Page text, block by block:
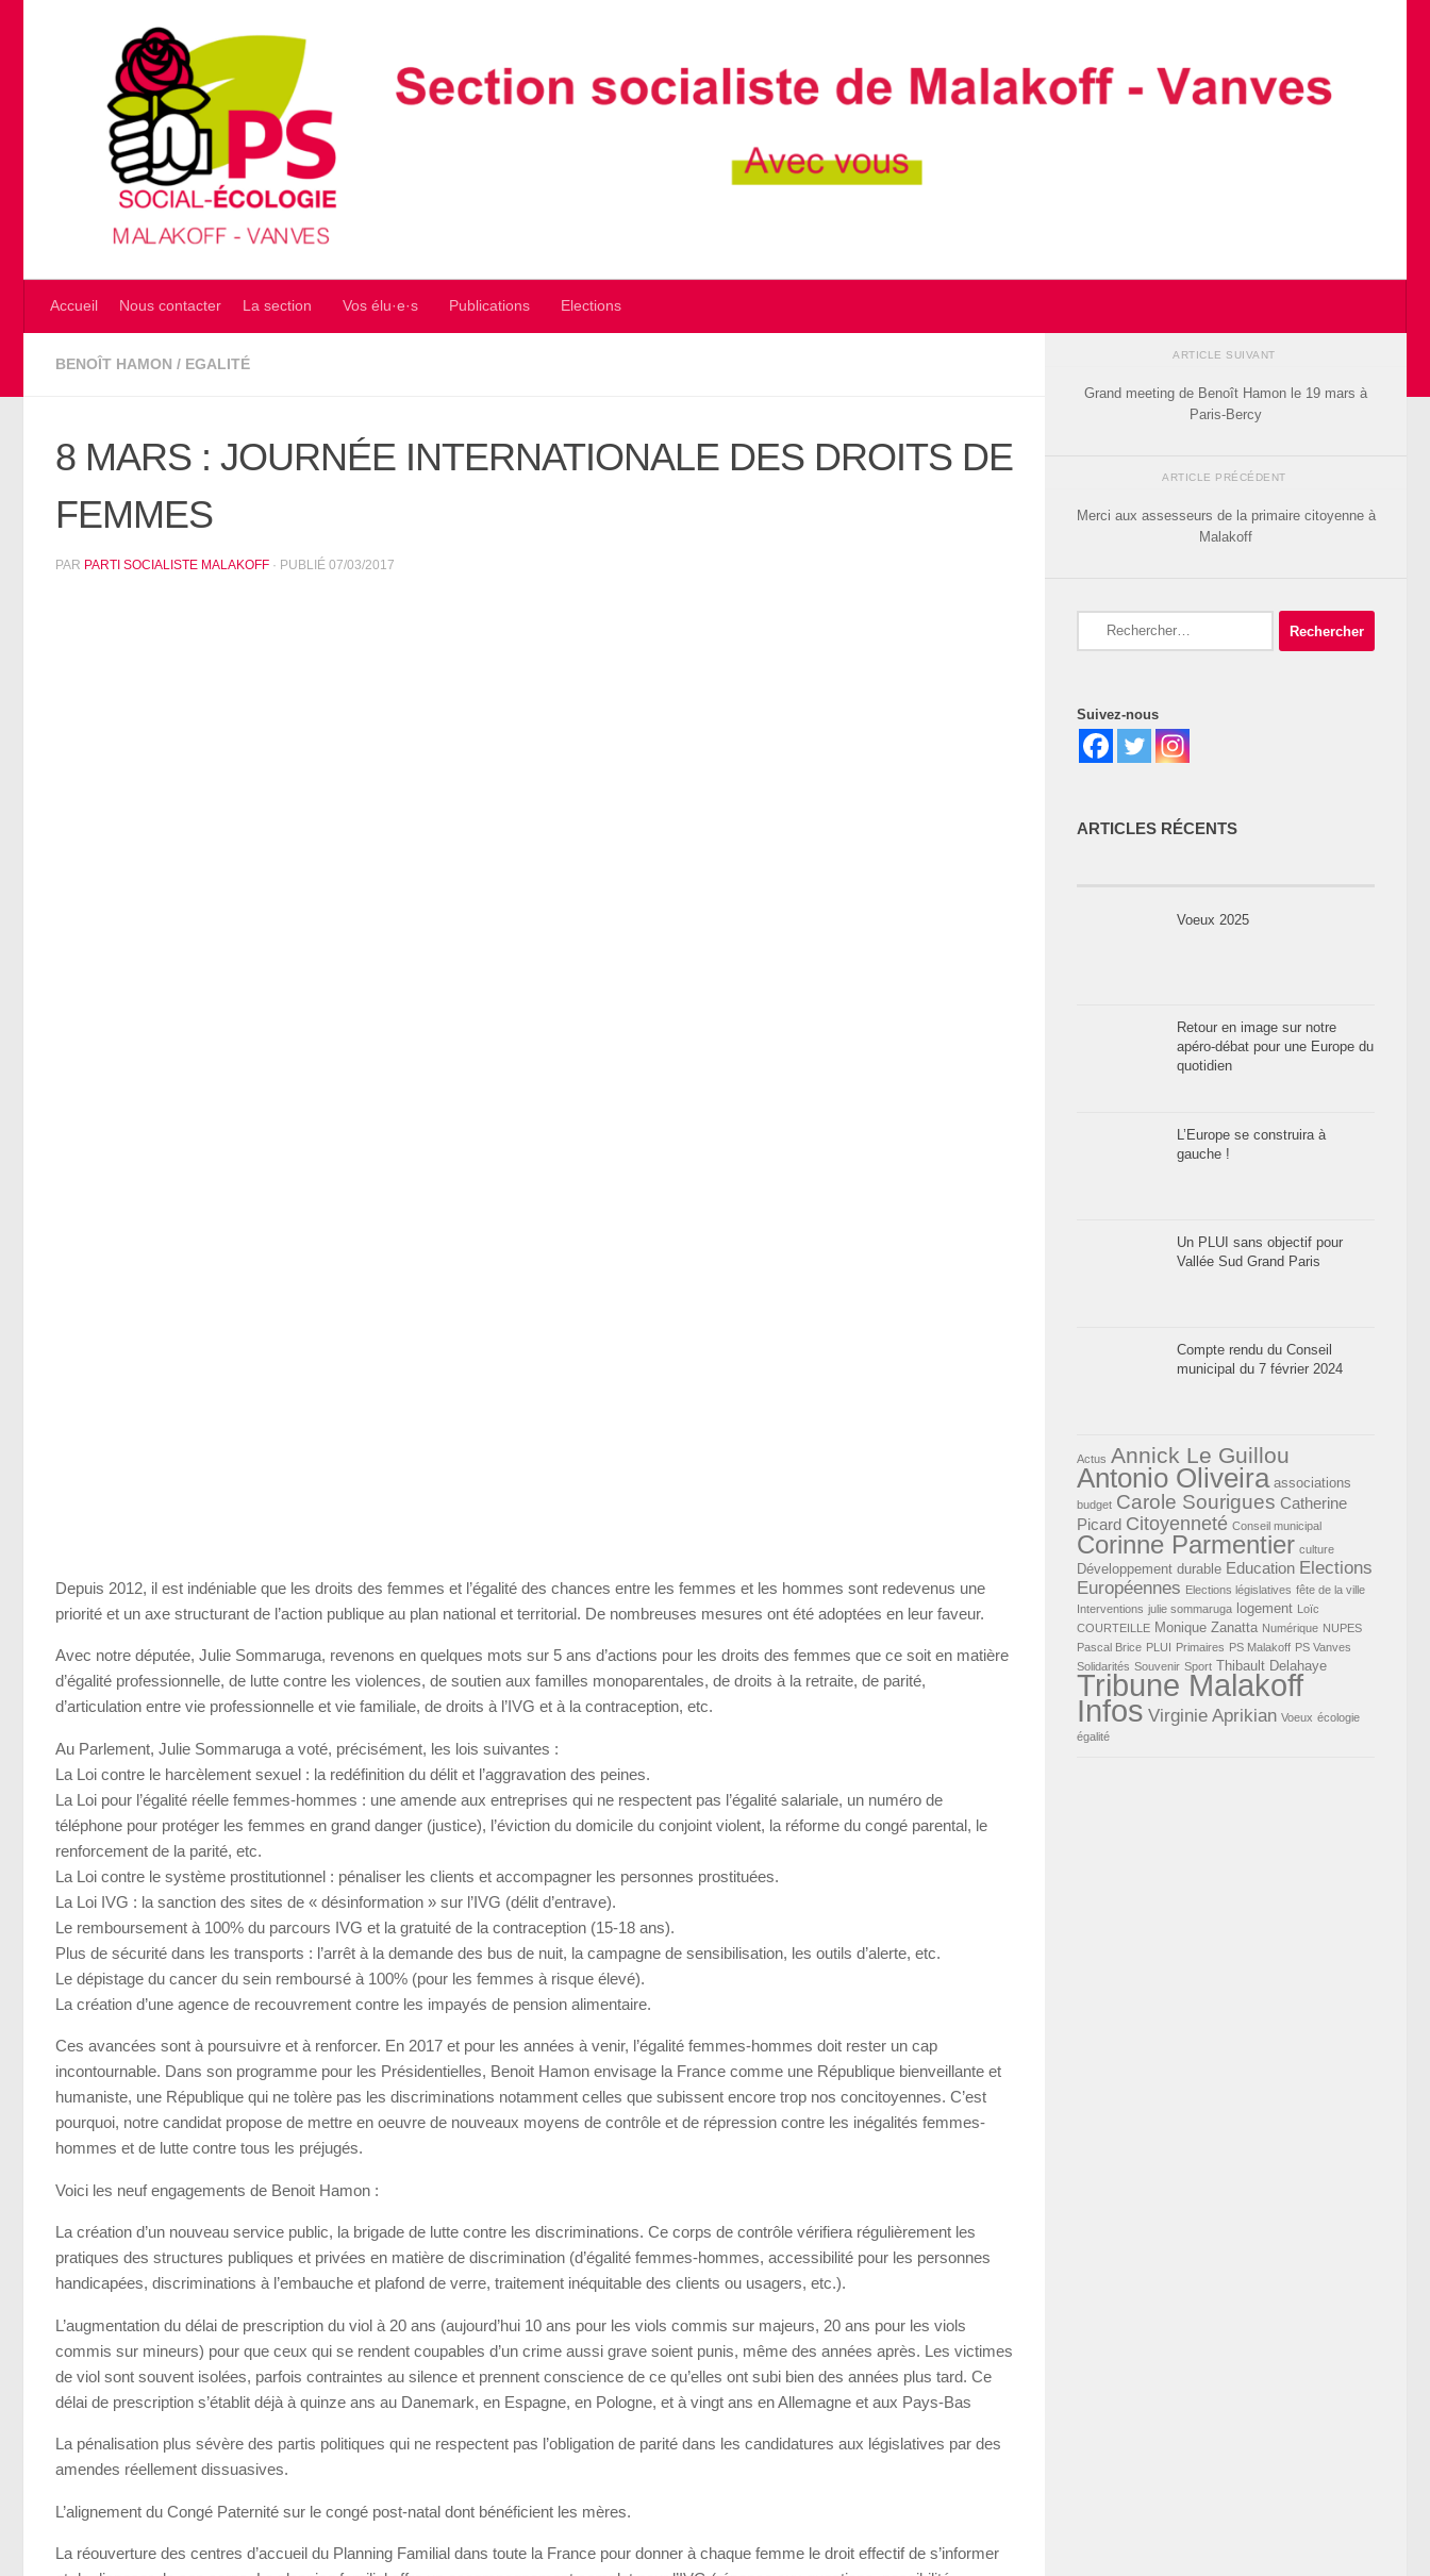
Accueil Nous contacter La section Vos élu·e·s Publications Elections
BENOÎT HAMON / EGALITÉ
8 MARS : JOURNÉE INTERNATIONALE DES DROITS DE
FEMMES
PAR PARTI SOCIALISTE MALAKOFF · PUBLIÉ 07/03/2017
Depuis 2012, il est indéniable que les droits des femmes et l’égalité des chances entre les femmes et les hommes sont redevenus une
priorité et un axe structurant de l’action publique au plan national et territorial. De nombreuses mesures ont été adoptées en leur faveur.
Avec notre députée, Julie Sommaruga, revenons en quelques mots sur 5 ans d’actions pour les droits des femmes que ce soit en matière
d’égalité professionnelle, de lutte contre les violences, de soutien aux familles monoparentales, de droits à la retraite, de parité,
d’articulation entre vie professionnelle et vie familiale, de droits à l’IVG et à la contraception, etc.
Au Parlement, Julie Sommaruga a voté, précisément, les lois suivantes :
La Loi contre le harcèlement sexuel : la redéfinition du délit et l’aggravation des peines.
La Loi pour l’égalité réelle femmes-hommes : une amende aux entreprises qui ne respectent pas l’égalité salariale, un numéro de
téléphone pour protéger les femmes en grand danger (justice), l’éviction du domicile du conjoint violent, la réforme du congé parental, le
renforcement de la parité, etc.
La Loi contre le système prostitutionnel : pénaliser les clients et accompagner les personnes prostituées.
La Loi IVG : la sanction des sites de « désinformation » sur l’IVG (délit d’entrave).
Le remboursement à 100% du parcours IVG et la gratuité de la contraception (15-18 ans).
Plus de sécurité dans les transports : l’arrêt à la demande des bus de nuit, la campagne de sensibilisation, les outils d’alerte, etc.
Le dépistage du cancer du sein remboursé à 100% (pour les femmes à risque élevé).
La création d’une agence de recouvrement contre les impayés de pension alimentaire.
Ces avancées sont à poursuivre et à renforcer. En 2017 et pour les années à venir, l’égalité femmes-hommes doit rester un cap
incontournable. Dans son programme pour les Présidentielles, Benoit Hamon envisage la France comme une République bienveillante et
humaniste, une République qui ne tolère pas les discriminations notamment celles que subissent encore trop nos concitoyennes. C’est
pourquoi, notre candidat propose de mettre en oeuvre de nouveaux moyens de contrôle et de répression contre les inégalités femmes-
hommes et de lutte contre tous les préjugés.
Voici les neuf engagements de Benoit Hamon :
La création d’un nouveau service public, la brigade de lutte contre les discriminations. Ce corps de contrôle vérifiera régulièrement les
pratiques des structures publiques et privées en matière de discrimination (d’égalité femmes-hommes, accessibilité pour les personnes
handicapées, discriminations à l’embauche et plafond de verre, traitement inéquitable des clients ou usagers, etc.).
L’augmentation du délai de prescription du viol à 20 ans (aujourd’hui 10 ans pour les viols commis sur majeurs, 20 ans pour les viols
commis sur mineurs) pour que ceux qui se rendent coupables d’un crime aussi grave soient punis, même des années après. Les victimes
de viol sont souvent isolées, parfois contraintes au silence et prennent conscience de ce qu’elles ont subi bien des années plus tard. Ce
délai de prescription s’établit déjà à quinze ans au Danemark, en Espagne, en Pologne, et à vingt ans en Allemagne et aux Pays-Bas
La pénalisation plus sévère des partis politiques qui ne respectent pas l’obligation de parité dans les candidatures aux législatives par des
amendes réellement dissuasives.
L’alignement du Congé Paternité sur le congé post-natal dont bénéficient les mères.
La réouverture des centres d’accueil du Planning Familial dans toute la France pour donner à chaque femme le droit effectif de s’informer
ARTICLE SUIVANT
Grand meeting de Benoît Hamon le 19 mars à
Paris-Bercy
ARTICLE PRÉCÉDENT
Merci aux assesseurs de la primaire citoyenne à
Malakoff
Suivez-nous
ARTICLES RÉCENTS
Voeux 2025
Retour en image sur notre
apéro-débat pour une Europe du
quotidien
L’Europe se construira à
gauche !
Un PLUI sans objectif pour
Vallée Sud Grand Paris
Compte rendu du Conseil
municipal du 7 février 2024
Actus Annick Le Guillou
Antonio Oliveira associations
budget Carole Sourigues Catherine
Picard Citoyenneté Conseil municipal
Corinne Parmentier culture
Développement durable Education Elections
Européennes Elections législatives fête de la ville
Interventions julie sommaruga logement Loïc
COURTEILLE Monique Zanatta Numérique NUPES
Pascal Brice PLUI Primaires PS Malakoff PS Vanves
Solidarités Souvenir Sport Thibault Delahaye
Tribune Malakoff
Infos Virginie Aprikian Voeux écologie
égalité